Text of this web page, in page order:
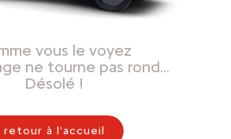
vous le voyez
ne tourne pas rond…
Désolé !
retour à l'accueil